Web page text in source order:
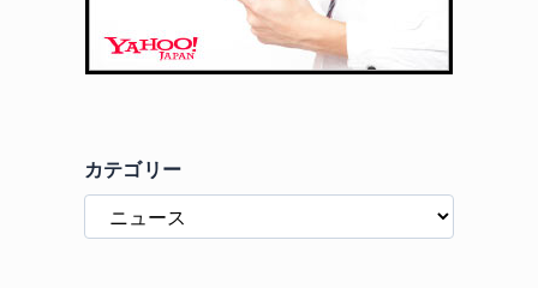
カテゴリー